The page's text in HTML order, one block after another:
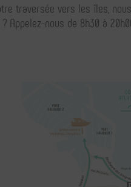
traversée vers les îles,
nous de 8h30 à